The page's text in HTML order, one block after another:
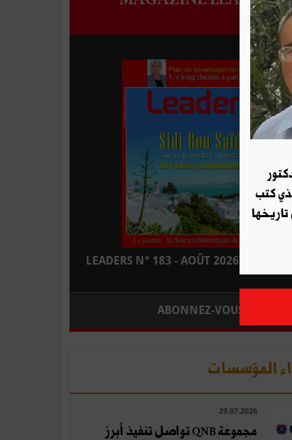
LEADERS N° 183 - AOÛT 2026 : EN
ABONNEZ-VOUS
المؤسسات
29.07.2026
مجموعة QNB تواصل تنفيذ أبرز
كتب